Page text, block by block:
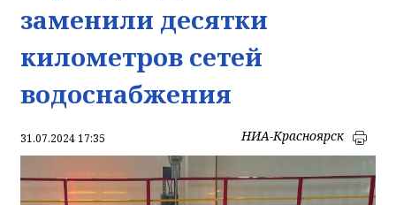
заменили десятки
километров сетей
водоснабжения
31.07.2024 17:35 НИА-Красноярск